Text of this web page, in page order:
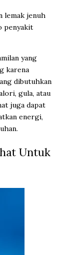
lemak jenuh
penyakit
yang
karena
dibutuhkan
gula, atau
juga dapat
energi,
Untuk